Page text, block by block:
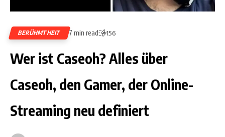
BERÜHMTHEIT 7 min read 156
Wer ist Caseoh? Alles über
Caseoh, den Gamer, der Online-
Streaming neu definiert